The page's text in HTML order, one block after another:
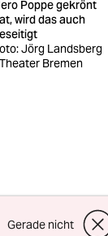
Poppe gekrönt
wird das auch
Jörg Landsberg
Bremen
Gerade nicht